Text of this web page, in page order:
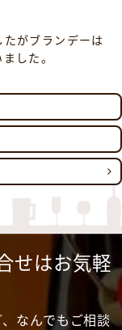
がブランデーは
した。
せはお気軽
なんでもご相談